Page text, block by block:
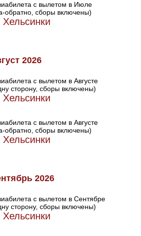
с вылетом в Июле
обратно, сборы включены)
2026
с вылетом в Августе
сторону, сборы включены)
с вылетом в Августе
обратно, сборы включены)
2026
с вылетом в Сентябре
сторону, сборы включены)